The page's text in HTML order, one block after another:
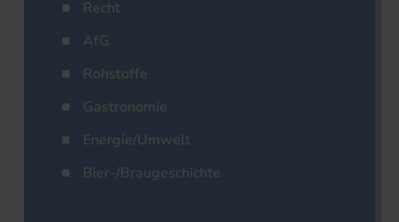
Recht
AfG
Rohstoffe
Gastronomie
Energie/Umwelt
Bier-/Braugeschichte